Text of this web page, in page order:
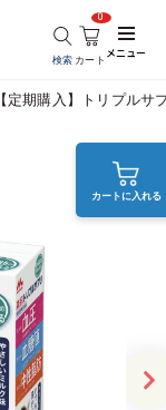
検索 カート
0
メニュー
【定期購入】トリプルサ
カートに入れる